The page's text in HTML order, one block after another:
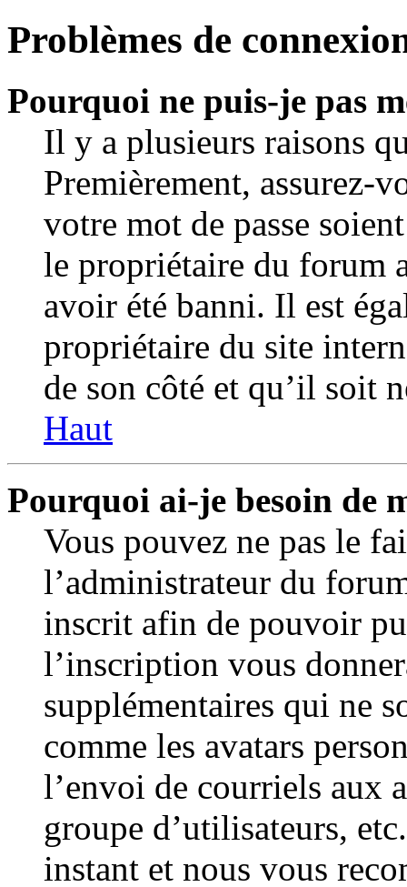
Problèmes de
Pourquoi ne puis-je pas
Il y a plusieurs raisons
Premièrement, assurez-
votre mot de passe
le propriétaire du forum
avoir été banni. Il est
propriétaire du site
de son côté et qu’il soit
Haut
Pourquoi ai-je besoin de
Vous pouvez ne pas le
l’administrateur du
inscrit afin de pouvoir
l’inscription vous
supplémentaires qui ne
comme les avatars
l’envoi de courriels aux
groupe d’utilisateurs,
instant et nous vous